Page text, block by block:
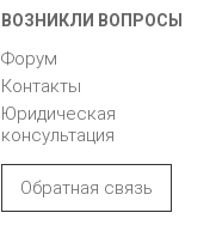
ВОЗНИКЛИ ВОПРОСЫ
Форум
Контакты
Юридическая
консультация
Обратная связь